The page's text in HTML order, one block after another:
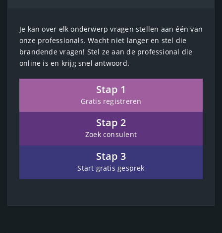
Je kan over elk onderwerp vragen stellen aan één van
onze professionals. Wacht niet langer en stel die
brandende vragen! Stel ze aan de professional die
online is en krijg snel antwoord.
Stap 1
Gratis registreren
Stap 2
Zoek consulent
Stap 3
Start gratis gesprek